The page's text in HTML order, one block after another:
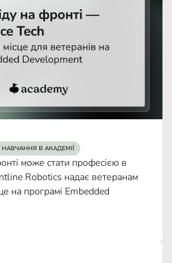
НАВЧАННЯ В АКАДЕМІЇ
може стати професією в
Robotics надає ветеранам
на програмі Embedded